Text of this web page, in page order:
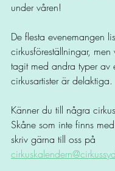
under våren!
De flesta evenemangen
cirkusföreställningar,
tagit med andra typer av
cirkusartister är delaktiga.
Känner du till några
Skåne som inte finns
skriv gärna till oss på